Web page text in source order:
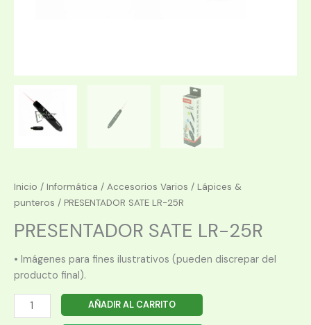
Inicio / Informática / Accesorios Varios / Lápices &
punteros / PRESENTADOR SATE LR-25R
PRESENTADOR SATE LR-25R
• Imágenes para fines ilustrativos (pueden discrepar del
producto final).
PRESENTADOR
SATE
AÑADIR AL CARRITO